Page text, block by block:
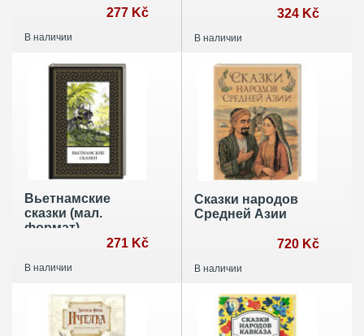
277 Kč
В наличии
324 Kč
В наличии
Вьетнамские
сказки (мал.
формат)
271 Kč
В наличии
Сказки народов
Средней Азии
720 Kč
В наличии